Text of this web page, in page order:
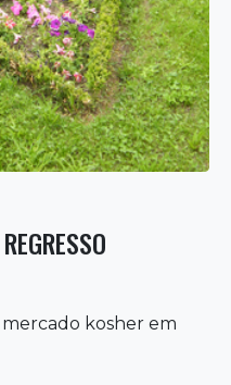
kosher em